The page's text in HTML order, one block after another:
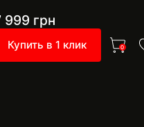
999 грн
Купить в 1 клик 0